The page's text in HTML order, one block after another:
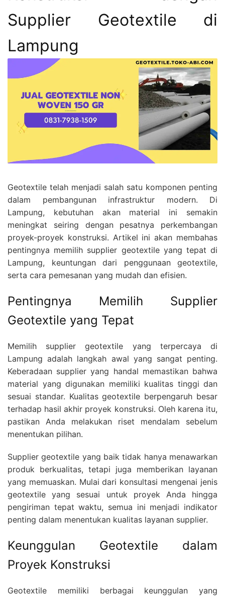
Supplier Geotextile di
Lampung
Geotextile telah menjadi salah satu komponen penting
dalam pembangunan infrastruktur modern. Di
Lampung, kebutuhan akan material ini semakin
meningkat seiring dengan pesatnya perkembangan
proyek-proyek konstruksi. Artikel ini akan membahas
pentingnya memilih supplier geotextile yang tepat di
Lampung, keuntungan dari penggunaan geotextile,
serta cara pemesanan yang mudah dan efisien.
Pentingnya Memilih Supplier
Geotextile yang Tepat
Memilih supplier geotextile yang terpercaya di
Lampung adalah langkah awal yang sangat penting.
Keberadaan supplier yang handal memastikan bahwa
material yang digunakan memiliki kualitas tinggi dan
sesuai standar. Kualitas geotextile berpengaruh besar
terhadap hasil akhir proyek konstruksi. Oleh karena itu,
pastikan Anda melakukan riset mendalam sebelum
menentukan pilihan.
Supplier geotextile yang baik tidak hanya menawarkan
produk berkualitas, tetapi juga memberikan layanan
yang memuaskan. Mulai dari konsultasi mengenai jenis
geotextile yang sesuai untuk proyek Anda hingga
pengiriman tepat waktu, semua ini menjadi indikator
penting dalam menentukan kualitas layanan supplier.
Keunggulan Geotextile dalam
Proyek Konstruksi
Geotextile memiliki berbagai keunggulan yang